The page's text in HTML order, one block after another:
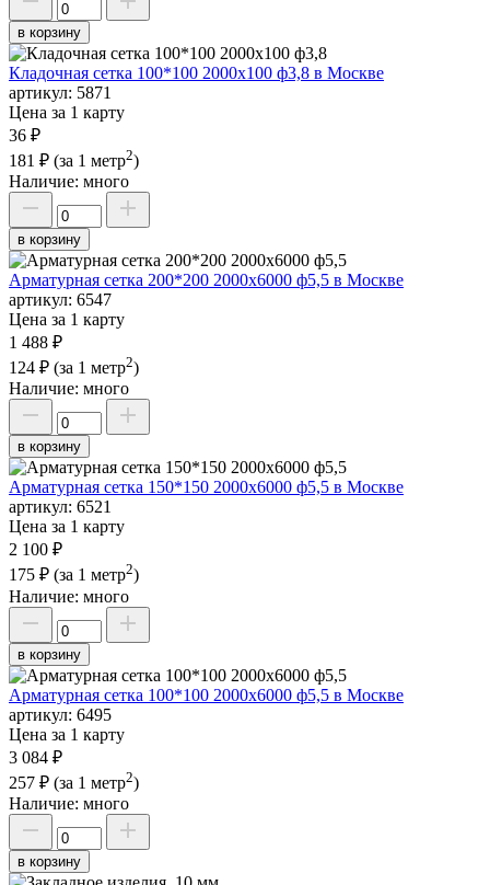
в корзину
Кладочная сетка 100*100 2000х100 ф3,8 в Москве
артикул: 5871
Цена за 1 карту
36 ₽
181 ₽ (за 1 метр2)
Наличие: много
в корзину
Арматурная сетка 200*200 2000х6000 ф5,5 в Москве
артикул: 6547
Цена за 1 карту
1 488 ₽
124 ₽ (за 1 метр2)
Наличие: много
в корзину
Арматурная сетка 150*150 2000х6000 ф5,5 в Москве
артикул: 6521
Цена за 1 карту
2 100 ₽
175 ₽ (за 1 метр2)
Наличие: много
в корзину
Арматурная сетка 100*100 2000х6000 ф5,5 в Москве
артикул: 6495
Цена за 1 карту
3 084 ₽
257 ₽ (за 1 метр2)
Наличие: много
в корзину